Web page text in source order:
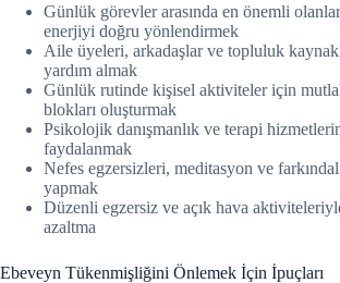
Günlük görevler arasında en önemli
enerjiyi doğru yönlendirmek
Aile üyeleri, arkadaşlar ve topluluk
yardım almak
Günlük rutinde kişisel aktiviteler için
blokları oluşturmak
Psikolojik danışmanlık ve terapi
faydalanmak
Nefes egzersizleri, meditasyon ve
yapmak
Düzenli egzersiz ve açık hava
azaltma
Ebeveyn Tükenmişliğini Önlemek İçin İpuçları